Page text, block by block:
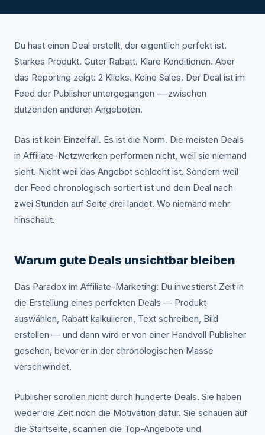
Du hast einen Deal erstellt, der eigentlich perfekt ist.
Starkes Produkt. Guter Rabatt. Klare Konditionen. Aber
das Reporting zeigt: 2 Klicks. Keine Sales. Der Deal ist im
Feed der Publisher untergegangen — zwischen
dutzenden anderen Angeboten.
Das ist kein Einzelfall. Es ist die Norm. Die meisten Deals
in Affiliate-Netzwerken performen nicht, weil sie niemand
sieht. Nicht weil das Angebot schlecht ist. Sondern weil
der Feed chronologisch sortiert ist und dein Deal nach
zwei Stunden auf Seite drei landet. Wo niemand mehr
hinschaut.
Warum gute Deals unsichtbar bleiben
Das Paradox im Affiliate-Marketing: Du investierst Zeit in
die Erstellung eines perfekten Deals — Produkt
auswählen, Rabatt kalkulieren, Text schreiben, Bild
erstellen — und dann wird er von einer Handvoll Publisher
gesehen, bevor er in der chronologischen Masse
verschwindet.
Publisher scrollen nicht durch hunderte Deals. Sie haben
weder die Zeit noch die Motivation dafür. Sie schauen auf
die Startseite, scannen die Top-Angebote und